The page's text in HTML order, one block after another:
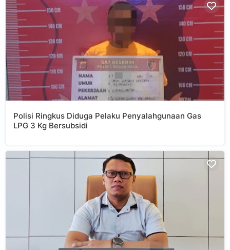
Polisi Ringkus Diduga Pelaku Penyalahgunaan Gas
LPG 3 Kg Bersubsidi